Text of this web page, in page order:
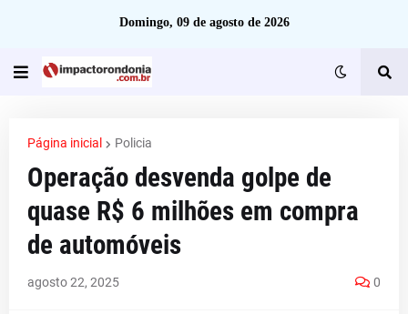
Domingo, 09 de agosto de 2026
Página inicial Policia
Operação desvenda golpe de
quase R$ 6 milhões em compra
de automóveis
agosto 22, 2025 0